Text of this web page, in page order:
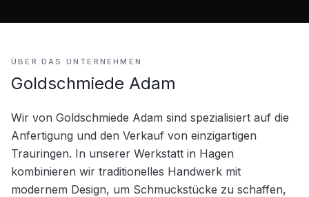
ÜBER DAS UNTERNEHMEN
Goldschmiede Adam
Wir von Goldschmiede Adam sind spezialisiert auf die
Anfertigung und den Verkauf von einzigartigen
Trauringen. In unserer Werkstatt in Hagen
kombinieren wir traditionelles Handwerk mit
modernem Design, um Schmuckstücke zu schaffen,